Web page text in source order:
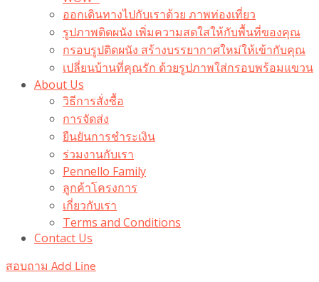
ออกเดินทางไปกับเราด้วย ภาพท่องเที่ยว
รูปภาพติดผนัง เพิ่มความสดใสให้กับพื้นที่ของคุณ
กรอบรูปติดผนัง สร้างบรรยากาศใหม่ให้เข้ากับคุณ
เปลี่ยนบ้านที่คุณรัก ด้วยรูปภาพใส่กรอบพร้อมแขวน​
About Us
วิธีการสั่งซื้อ
การจัดส่ง
ยืนยันการชำระเงิน
ร่วมงานกับเรา
Pennello Family
ลูกค้าโครงการ
เกี่ยวกับเรา
Terms and Conditions
Contact Us
สอบถาม Add Line